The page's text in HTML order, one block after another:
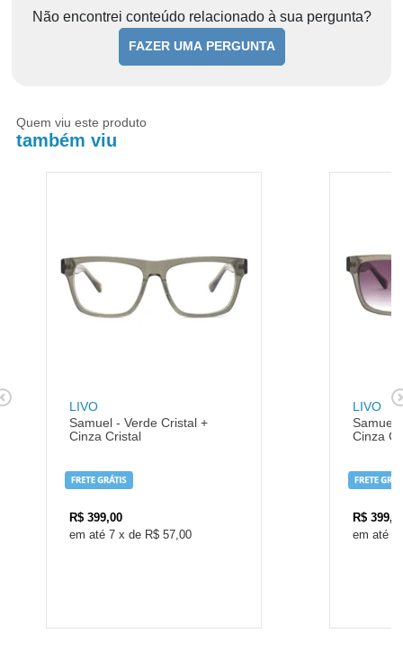
Não encontrei conteúdo relacionado à sua pergunta?
FAZER UMA PERGUNTA
Quem viu este produto
também viu
LIVO
Samuel - Verde Cristal +
Cinza Cristal
R$ 399,00
7 x de R$ 57,00
LIVO
Samuel
Cinza
R$